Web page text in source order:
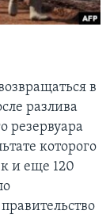
в
разлива
резервуара
которого
и еще 120